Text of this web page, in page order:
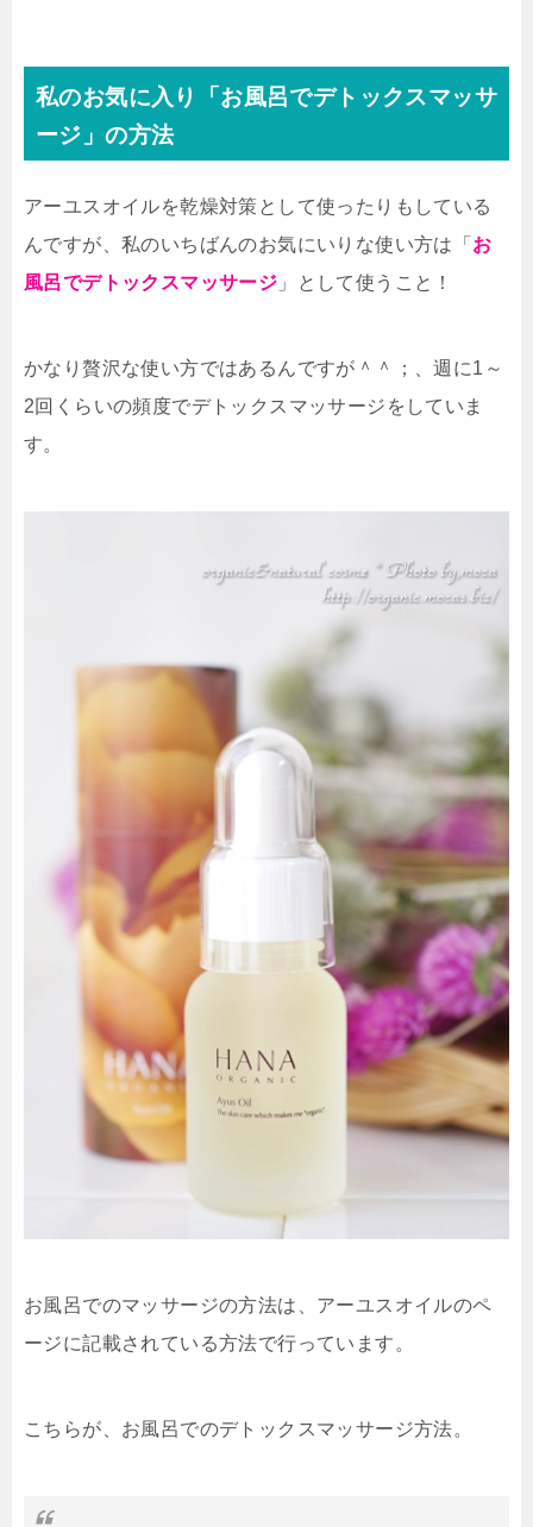
私のお気に入り「お風呂でデトックスマッサ
ージ」の方法
アーユスオイルを乾燥対策として使ったりもしている
んですが、私のいちばんのお気にいりな使い方は「 お
風呂でデトックスマッサージ 」として使うこと！
かなり贅沢な使い方ではあるんですが＾＾；、週に1～
2回くらいの頻度でデトックスマッサージをしていま
す。
お風呂でのマッサージの方法は、アーユスオイルのペ
ージに記載されている方法で行っています。
こちらが、お風呂でのデトックスマッサージ方法。